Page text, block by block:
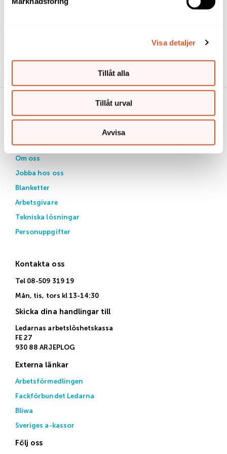
Visa detaljer
Tillåt alla
Tillåt urval
Avvisa
Länkar
Om oss
Jobba hos oss
Blanketter
Arbetsgivare
Tekniska lösningar
Personuppgifter
Kontakta oss
Tel 08-509 319 19
Mån, tis, tors kl 13-14:30
Skicka dina handlingar till
Ledarnas arbetslöshetskassa
FE 27
930 88 ARJEPLOG
Externa länkar
Arbetsförmedlingen
Fackförbundet Ledarna
Bliwa
Sveriges a-kassor
Följ oss